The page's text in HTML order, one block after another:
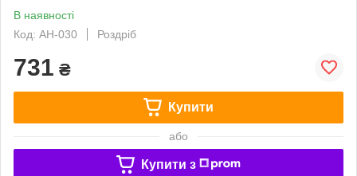
В наявності
Код: АН-030
Роздріб
731 ₴
Купити
або
Купити з